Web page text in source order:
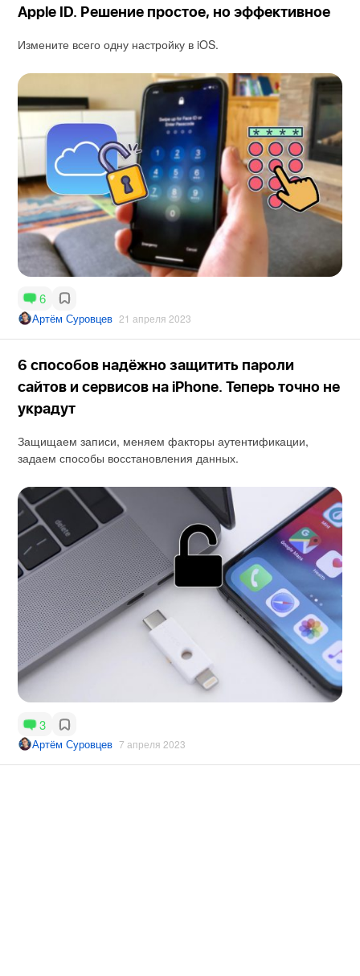
Apple ID. Решение простое, но эффективное
Измените всего одну настройку в iOS.
6
Артём Суровцев 21 апреля 2023
6 способов надёжно защитить пароли
сайтов и сервисов на iPhone. Теперь точно не
украдут
Защищаем записи, меняем факторы аутентификации,
задаем способы восстановления данных.
3
Артём Суровцев 7 апреля 2023